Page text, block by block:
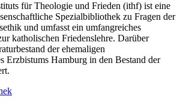
für Theologie und Frieden (ithf) ist eine
Spezialbibliothek zu Fragen der
und umfasst ein umfangreiches
katholischen Friedenslehre. Darüber
der ehemaligen
Erzbistums Hamburg in den Bestand der